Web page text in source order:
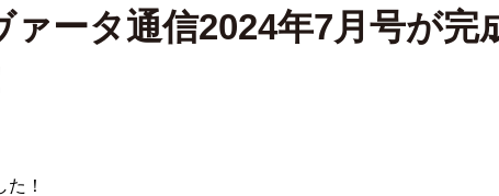
ァータ通信2024年7月号が完
！